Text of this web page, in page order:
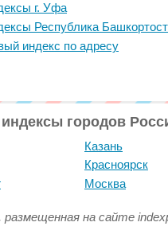
г. Уфа
Республика
индекс по адресу
городов
Казань
Красноярск
Москва
на сайте